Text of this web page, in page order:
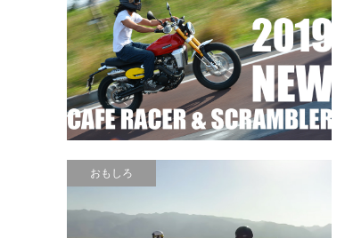
おもしろ